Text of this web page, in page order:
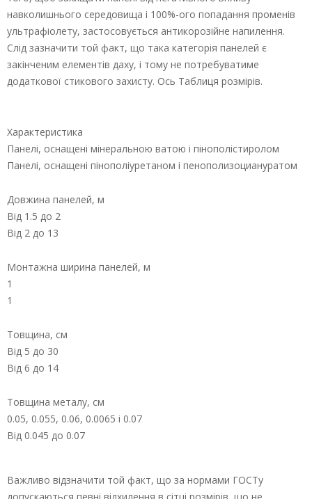
навколишнього середовища і 100%-ого попадання променів
ультрафіолету, застосовується антикорозійне напилення.
Слід зазначити той факт, що така категорія панелей є
закінченим елементів даху, і тому не потребуватиме
додаткової стикового захисту. Ось Таблиця розмірів.
Характеристика
Панелі, оснащені мінеральною ватою і пінополістиролом
Панелі, оснащені пінополіуретаном і пенополизоциануратом
Довжина панелей, м
Від 1.5 до 2
Від 2 до 13
Монтажна ширина панелей, м
1
1
Товщина, см
Від 5 до 30
Від 6 до 14
Товщина металу, см
0.05, 0.055, 0.06, 0.0065 і 0.07
Від 0.045 до 0.07
Важливо відзначити той факт, що за нормами ГОСТу